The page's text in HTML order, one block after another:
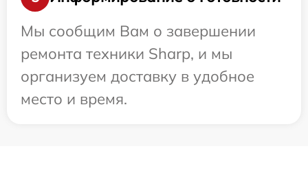
Мы сообщим Вам о завершении
ремонта техники Sharp, и мы
организуем доставку в удобное
место и время.